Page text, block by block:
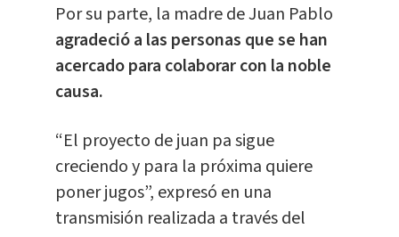
Por su parte, la madre de Juan Pablo
agradeció a las personas que se han
acercado para colaborar con la noble
causa.
“El proyecto de juan pa sigue
creciendo y para la próxima quiere
poner jugos”, expresó en una
transmisión realizada a través del